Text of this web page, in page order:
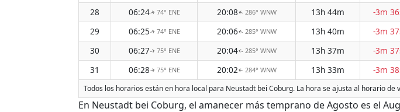
28
06:24↑ 74° ENE 20:08↑ 286° WNW 13h 44m -3m
29
06:25↑ 74° ENE 20:06↑ 285° WNW 13h 40m -3m
30
06:27↑ 75° ENE 20:04↑ 285° WNW 13h 37m -3m
31
06:28↑ 75° ENE 20:02↑ 284° WNW 13h 33m -3m
Todos los horarios están en hora local para Neustadt bei Coburg. La hora se ajusta al horario
En Neustadt bei Coburg, el amanecer más temprano de Agosto es el